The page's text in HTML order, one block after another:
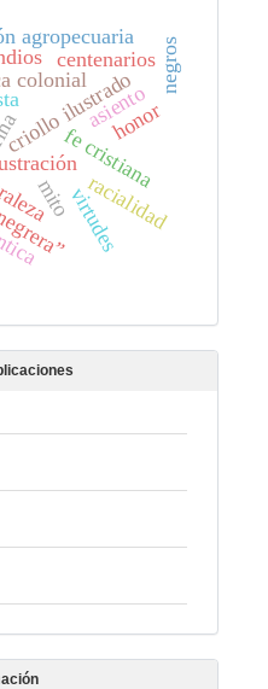
criollo ilustrado
fe cristiana
virtudes
asiento
colonial
agropecuaria
racialidad
honor
centenarios
mito
negros